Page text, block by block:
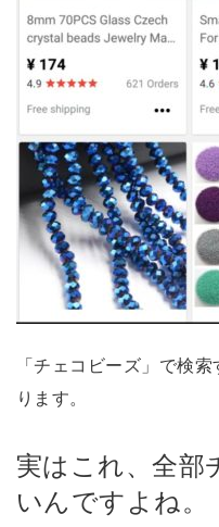
「チェコビーズ」で検
ります。
実はこれ、全部
いんですよね。